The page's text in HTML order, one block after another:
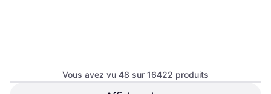
Matelas GonflableVous avez vu 48 sur 16422 produits